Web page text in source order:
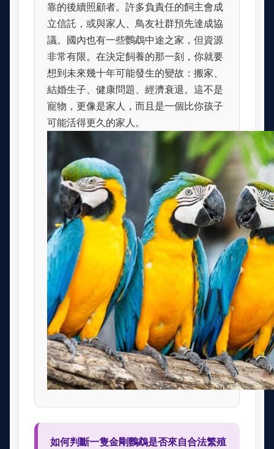
靠的後續照顧者。許多負責任的飼主會成
立信託，或與家人、鳥友社群預先達成協
議。國內也有一些鸚鵡中途之家，但資源
非常有限。在決定飼養的那一刻，你就要
想到未來幾十年可能發生的變故：搬家、
結婚生子、健康問題、經濟衰退。這不是
寵物，更像是家人，而且是一個比你孩子
可能活得更久的家人。
如何判斷一隻金剛鸚鵡是否來自合法繁殖